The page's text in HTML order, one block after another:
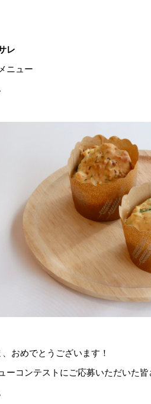
レ
ニュー
おめでとうございます！
ーコンテストにご応募いただいた